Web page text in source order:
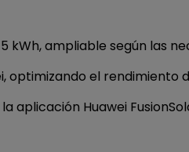
kWh, ampliable según las
optimizando el rendimiento
aplicación Huawei